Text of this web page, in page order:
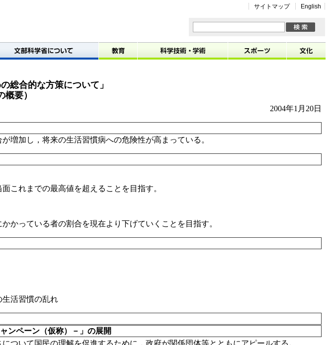
サイトマップ English
総合的な方策について」
概要）
2004年1月20日
加し，将来の生活習慣病への危険性が高まっている。
これまでの最高値を超えることを目指す。
かっている者の割合を現在より下げていくことを目指す。
活習慣の乱れ
ンペーン（仮称）－」の展開
いて国民の理解を促進するために，政府が関係団体等とともにアピールする。